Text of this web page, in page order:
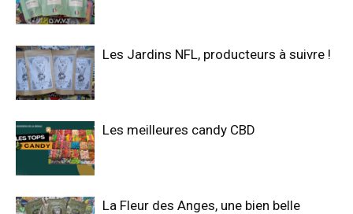
Les Jardins NFL, producteurs à suivre !
Les meilleures candy CBD
La Fleur des Anges, une bien belle